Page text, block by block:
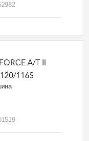
A/T II
116S